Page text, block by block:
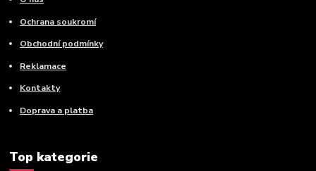
Ochrana soukromí
Obchodní podmínky
Reklamace
Kontakty
Doprava a platba
Top kategorie